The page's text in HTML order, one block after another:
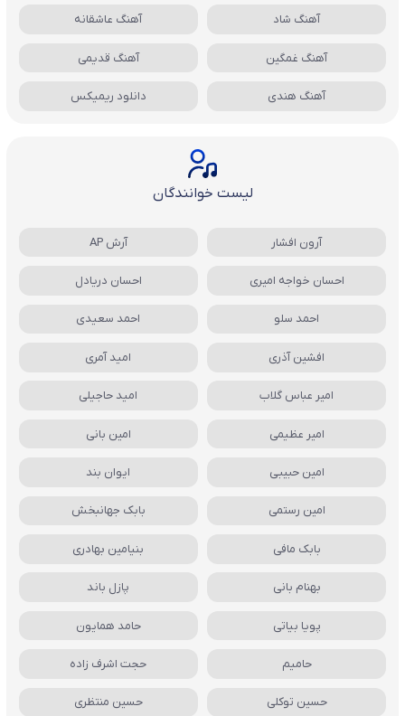
آهنگ شاد آهنگ عاشقانه
آهنگ غمگین آهنگ قدیمی
آهنگ هندی دانلود ریمیکس
لیست خوانندگان
آرون افشار آرش AP
احسان خواجه امیری احسان دریادل
احمد سلو احمد سعیدی
افشین آذری امید آمری
امیر عباس گلاب امید حاجیلی
امیر عظیمی امین بانی
امین حبیبی ایوان بند
امین رستمی بابک جهانبخش
بابک مافی بنیامین بهادری
بهنام بانی پازل باند
پویا بیاتی حامد همایون
حامیم حجت اشرف زاده
حسین توکلی حسین منتظری